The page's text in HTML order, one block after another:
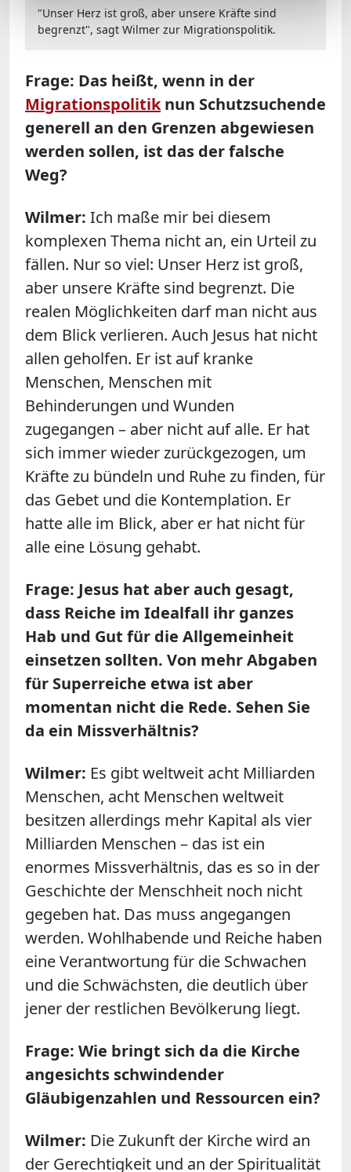
"Unser Herz ist groß, aber unsere Kräfte sind
begrenzt", sagt Wilmer zur Migrationspolitik.
Frage: Das heißt, wenn in der
Migrationspolitiknun Schutzsuchende
generell an den Grenzen abgewiesen
werden sollen, ist das der falsche
Weg?
Wilmer: Ich maße mir bei diesem
komplexen Thema nicht an, ein Urteil zu
fällen. Nur so viel: Unser Herz ist groß,
aber unsere Kräfte sind begrenzt. Die
realen Möglichkeiten darf man nicht aus
dem Blick verlieren. Auch Jesus hat nicht
allen geholfen. Er ist auf kranke
Menschen, Menschen mit
Behinderungen und Wunden
zugegangen – aber nicht auf alle. Er hat
sich immer wieder zurückgezogen, um
Kräfte zu bündeln und Ruhe zu finden, für
das Gebet und die Kontemplation. Er
hatte alle im Blick, aber er hat nicht für
alle eine Lösung gehabt.
Frage: Jesus hat aber auch gesagt,
dass Reiche im Idealfall ihr ganzes
Hab und Gut für die Allgemeinheit
einsetzen sollten. Von mehr Abgaben
für Superreiche etwa ist aber
momentan nicht die Rede. Sehen Sie
da ein Missverhältnis?
Wilmer: Es gibt weltweit acht Milliarden
Menschen, acht Menschen weltweit
besitzen allerdings mehr Kapital als vier
Milliarden Menschen – das ist ein
enormes Missverhältnis, das es so in der
Geschichte der Menschheit noch nicht
gegeben hat. Das muss angegangen
werden. Wohlhabende und Reiche haben
eine Verantwortung für die Schwachen
und die Schwächsten, die deutlich über
jener der restlichen Bevölkerung liegt.
Frage: Wie bringt sich da die Kirche
angesichts schwindender
Gläubigenzahlen und Ressourcen ein?
Wilmer: Die Zukunft der Kirche wird an
der Gerechtigkeit und an der Spiritualität